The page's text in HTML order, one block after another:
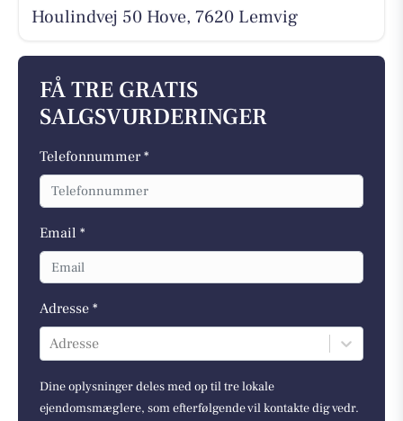
Houlindvej 50 Hove, 7620 Lemvig
FÅ TRE GRATIS
SALGSVURDERINGER
Telefonnummer *
Email *
Adresse *
Adresse
Dine oplysninger deles med op til tre lokale
ejendomsmæglere, som efterfølgende vil kontakte dig vedr.